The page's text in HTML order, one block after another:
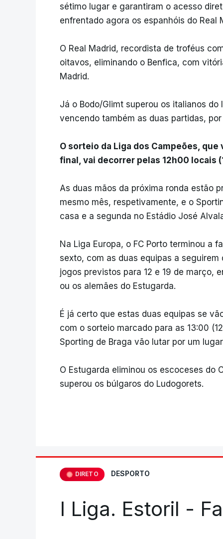
sétimo lugar e garantiram o acesso
enfrentado agora os espanhóis do Real
O Real Madrid, recordista de troféus
oitavos, eliminando o Benfica, com
Madrid.
Já o Bodo/Glimt superou os italianos
vencendo também as duas partidas,
O sorteio da Liga dos Campeões,
final, vai decorrer pelas 12h00 locais
As duas mãos da próxima ronda estão
mesmo mês, respetivamente, e o
casa e a segunda no Estádio José
Na Liga Europa, o FC Porto terminou a
sexto, com as duas equipas a
jogos previstos para 12 e 19 de março,
ou os alemães do Estugarda.
É já certo que estas duas equipas se
com o sorteio marcado para as 13:00
Sporting de Braga vão lutar por um lugar
O Estugarda eliminou os escoceses do
superou os búlgaros do Ludogorets.
DIRETO DESPORTO
I Liga. Estoril -